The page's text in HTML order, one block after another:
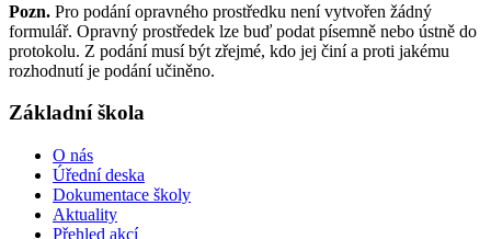
Pozn. Pro podání opravného prostředku není vytvořen žádný
formulář. Opravný prostředek lze buď podat písemně nebo ústně do
protokolu. Z podání musí být zřejmé, kdo jej činí a proti jakému
rozhodnutí je podání učiněno.
Základní škola
O nás
Úřední deska
Dokumentace školy
Aktuality
Přehled akcí